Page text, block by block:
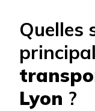
Quelles
Lyon ?